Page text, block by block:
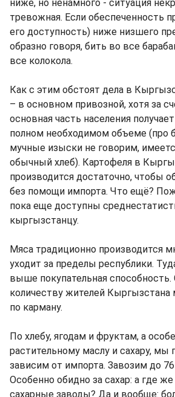
ниже, но ненамного - ситуация
тревожная. Если обеспеченность
его доступность) ниже низшего
образно говоря, бить во все
все колокола.
Как с этим обстоят дела в
– в основном привозной, хотя за
основная часть населения
полном необходимом объеме (про
мучные изыски не говорим,
обычный хлеб). Картофеля в
производится достаточно, чтобы
без помощи импорта. Что ещё?
пока еще доступны
кыргызстанцу.
Мяса традиционно производится
уходит за пределы республики.
выше покупательная
количеству жителей Кыргызстана
по карману.
По хлебу, ягодам и фруктам, а
растительному маслу и сахару, мы
зависим от импорта. Завозим до
Особенно обидно за сахар: а где
сахарные заводы? Да и вообще: